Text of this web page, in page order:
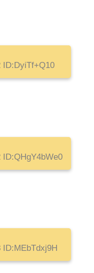
ID:DyiTf+Q10
ID:QHgY4bWe0
ID:MEbTdxj9H